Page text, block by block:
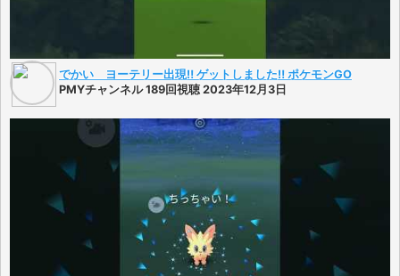
でかい ヨーテリー出現‼️ ゲットしました‼️ ポケモンGO
PMYチャンネル 189回視聴 2023年12月3日